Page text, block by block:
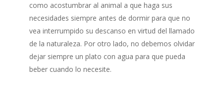
como acostumbrar al animal a que haga sus
necesidades siempre antes de dormir para que no
vea interrumpido su descanso en virtud del llamado
de la naturaleza. Por otro lado, no debemos olvidar
dejar siempre un plato con agua para que pueda
beber cuando lo necesite.